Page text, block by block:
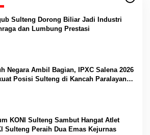
Sulteng Dorong Biliar Jadi Industri
dan Lumbung Prestasi
Negara Ambil Bagian, IPXC Salena 2026
Posisi Sulteng di Kancah Paralayang
KONI Sulteng Sambut Hangat Atlet
Sulteng Peraih Dua Emas Kejurnas